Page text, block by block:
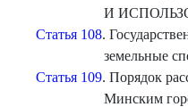
И
Статья 108.
земельные
Статья 109. Порядок
Минским